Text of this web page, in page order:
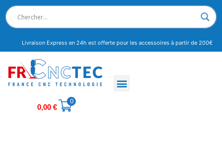
Livraison Express en 24h est offerte pour les accessoires à partir de 200€
0,00 €
0